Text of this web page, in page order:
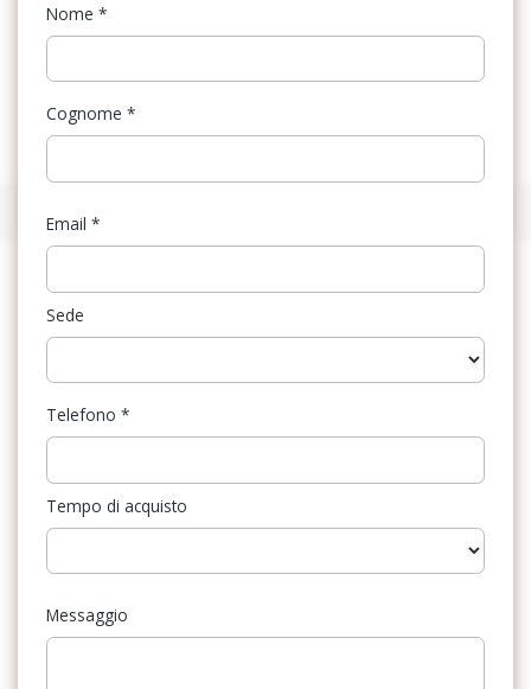
Nome *
Cognome *
Email *
Sede
Telefono *
Tempo di acquisto
Messaggio